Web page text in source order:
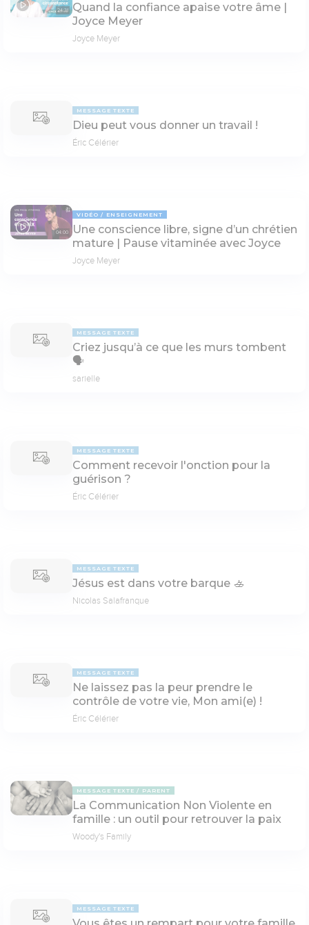
24:31
Quand la confiance apaise votre âme |
Joyce Meyer
Joyce Meyer
MESSAGE TEXTE
Dieu peut vous donner un travail !
Éric Célérier
04:00
VIDÉO ENSEIGNEMENT
Une conscience libre, signe d’un chrétien
mature | Pause vitaminée avec Joyce
Joyce Meyer
MESSAGE TEXTE
Criez jusqu’à ce que les murs tombent
🗣
sarielle
MESSAGE TEXTE
Comment recevoir l'onction pour la
guérison ?
Éric Célérier
MESSAGE TEXTE
Jésus est dans votre barque 🚣
Nicolas Salafranque
MESSAGE TEXTE
Ne laissez pas la peur prendre le
contrôle de votre vie, Mon ami(e) !
Éric Célérier
MESSAGE TEXTE PARENT
La Communication Non Violente en
famille : un outil pour retrouver la paix
Woody's Family
MESSAGE TEXTE